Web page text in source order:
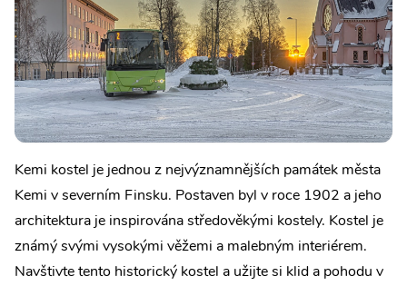
Kemi kostel je jednou z nejvýznamnějších památek města
Kemi v severním Finsku. Postaven byl v roce 1902 a jeho
architektura je inspirována středověkými kostely. Kostel je
známý svými vysokými věžemi a malebným interiérem.
Navštivte tento historický kostel a užijte si klid a pohodu v